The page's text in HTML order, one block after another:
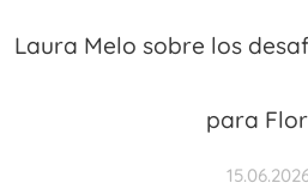
Laura Melo sobre los
para